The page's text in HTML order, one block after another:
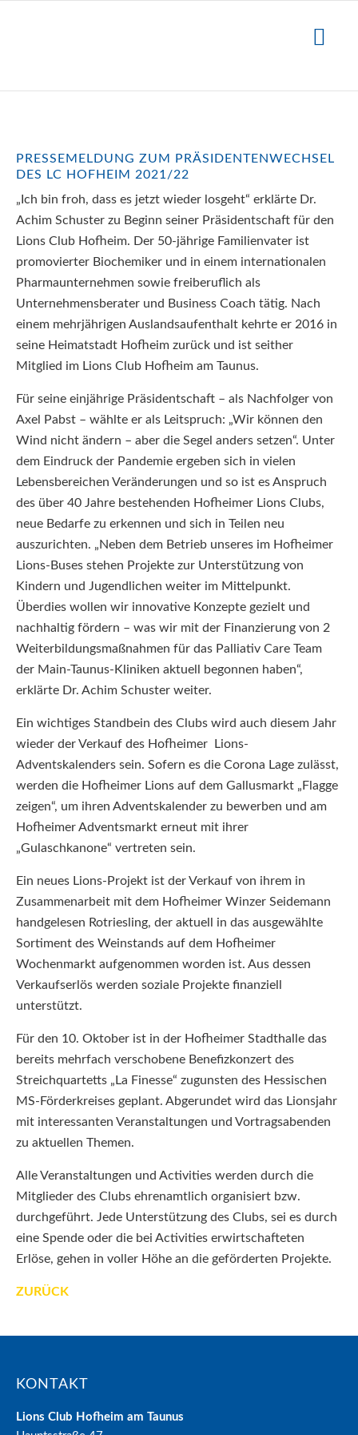
PRESSEMELDUNG ZUM PRÄSIDENTENWECHSEL
DES LC HOFHEIM 2021/22
„Ich bin froh, dass es jetzt wieder losgeht“ erklärte Dr.
Achim Schuster zu Beginn seiner Präsidentschaft für den
Lions Club Hofheim. Der 50-jährige Familienvater ist
promovierter Biochemiker und in einem internationalen
Pharmaunternehmen sowie freiberuflich als
Unternehmensberater und Business Coach tätig. Nach
einem mehrjährigen Auslandsaufenthalt kehrte er 2016 in
seine Heimatstadt Hofheim zurück und ist seither
Mitglied im Lions Club Hofheim am Taunus.
Für seine einjährige Präsidentschaft – als Nachfolger von
Axel Pabst – wählte er als Leitspruch: „Wir können den
Wind nicht ändern – aber die Segel anders setzen“. Unter
dem Eindruck der Pandemie ergeben sich in vielen
Lebensbereichen Veränderungen und so ist es Anspruch
des über 40 Jahre bestehenden Hofheimer Lions Clubs,
neue Bedarfe zu erkennen und sich in Teilen neu
auszurichten. „Neben dem Betrieb unseres im Hofheimer
Lions-Buses stehen Projekte zur Unterstützung von
Kindern und Jugendlichen weiter im Mittelpunkt.
Überdies wollen wir innovative Konzepte gezielt und
nachhaltig fördern – was wir mit der Finanzierung von 2
Weiterbildungsmaßnahmen für das Palliativ Care Team
der Main-Taunus-Kliniken aktuell begonnen haben“,
erklärte Dr. Achim Schuster weiter.
Ein wichtiges Standbein des Clubs wird auch diesem Jahr
wieder der Verkauf des Hofheimer Lions-
Adventskalenders sein. Sofern es die Corona Lage zulässt,
werden die Hofheimer Lions auf dem Gallusmarkt „Flagge
zeigen“, um ihren Adventskalender zu bewerben und am
Hofheimer Adventsmarkt erneut mit ihrer
„Gulaschkanone“ vertreten sein.
Ein neues Lions-Projekt ist der Verkauf von ihrem in
Zusammenarbeit mit dem Hofheimer Winzer Seidemann
handgelesen Rotriesling, der aktuell in das ausgewählte
Sortiment des Weinstands auf dem Hofheimer
Wochenmarkt aufgenommen worden ist. Aus dessen
Verkaufserlös werden soziale Projekte finanziell
unterstützt.
Für den 10. Oktober ist in der Hofheimer Stadthalle das
bereits mehrfach verschobene Benefizkonzert des
Streichquartetts „La Finesse“ zugunsten des Hessischen
MS-Förderkreises geplant. Abgerundet wird das Lionsjahr
mit interessanten Veranstaltungen und Vortragsabenden
zu aktuellen Themen.
Alle Veranstaltungen und Activities werden durch die
Mitglieder des Clubs ehrenamtlich organisiert bzw.
durchgeführt. Jede Unterstützung des Clubs, sei es durch
eine Spende oder die bei Activities erwirtschafteten
Erlöse, gehen in voller Höhe an die geförderten Projekte.
ZURÜCK
KONTAKT
Lions Club Hofheim am Taunus